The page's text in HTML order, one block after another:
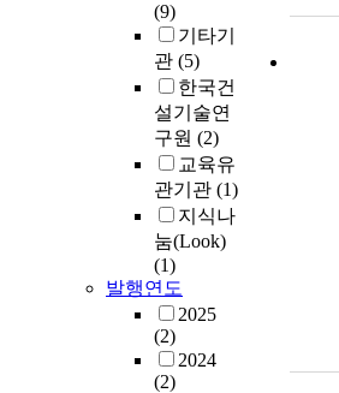
(9)
기타기
관 (5)
한국건
설기술연
구원 (2)
교육유
관기관 (1)
지식나
눔(Look)
(1)
발행연도
2025
(2)
2024
(2)